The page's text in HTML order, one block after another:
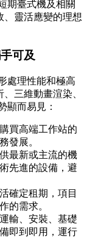
期臺式機及相關
、靈活應變的理想
可及
處理性能和極高
三維動畫渲染、
顯而易見：
買高端工作站的
發展。
最新或主流的機
先進的設備，避
確定租期，項目
的需求。
輸、安裝、基礎
即到即用，運行